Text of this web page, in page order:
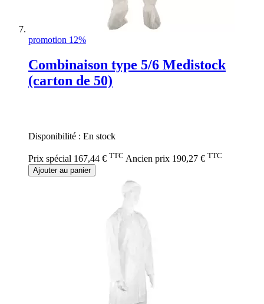
promotion 12%
Combinaison type 5/6 Medistock
(carton de 50)
Disponibilité : En stock
Prix spécial 167,44 € TTC Ancien prix 190,27 € TTC
Ajouter au panier